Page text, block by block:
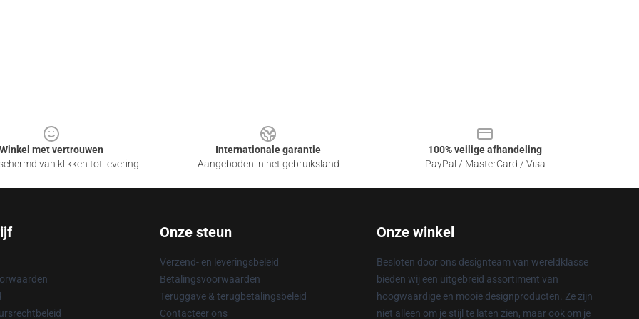
Winkel met vertrouwen
van klikken tot levering
Internationale garantie
Aangeboden in het gebruiksland
100% veilige afhandeling
PayPal / MasterCard / Visa
Onze steun
Verzend- en leveringsbeleid
Betalingsvoorwaarden
Teruggave & terugbetalingsbeleid
Contacteer ons
Onze winkel
Besloten door ons designteam van wereldklasse
bieden wij een uitgebreid assortiment van
hoogwaardige en mooie designproducten. Ze zijn
niet alleen om je stijl te laten zien, maar ook om je